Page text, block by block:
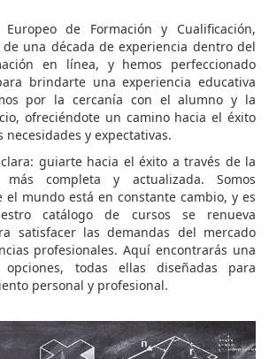
de Formación y Cualificación,
una década de experiencia dentro del
en línea, y hemos perfeccionado
brindarte una experiencia educativa
por la cercanía con el alumno y la
ofreciéndote un camino hacia el éxito
necesidades y expectativas.
guiarte hacia el éxito a través de la
completa y actualizada. Somos
el mundo está en constante cambio, y es
catálogo de cursos se renueva
satisfacer las demandas del mercado
profesionales. Aquí encontrarás una
todas ellas diseñadas para
personal y profesional.